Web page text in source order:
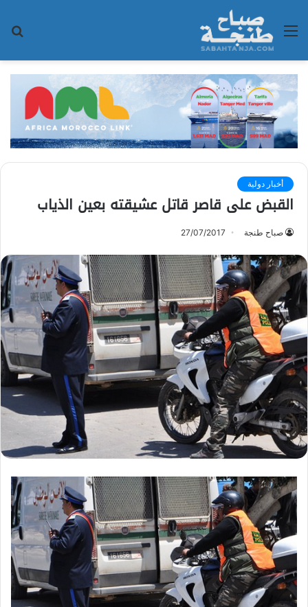
القائمة
أخبار دولية
القبض على قاصر قاتل عشيقته بعين الذياب
صباح طنجة 27/07/2017